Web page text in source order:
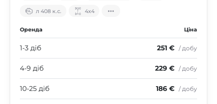
л 408 к.с. 4х4
Оренда Ціна
1-3 діб 251 € / добу
4-9 діб 229 € / добу
10-25 діб 186 € / добу